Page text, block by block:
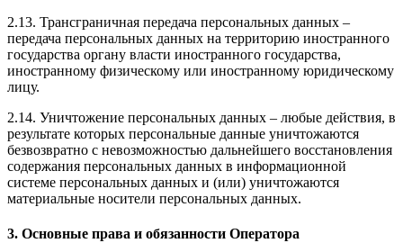
2.13. Трансграничная передача персональных данных –
передача персональных данных на территорию иностранного
государства органу власти иностранного государства,
иностранному физическому или иностранному юридическому
лицу.
2.14. Уничтожение персональных данных – любые действия, в
результате которых персональные данные уничтожаются
безвозвратно с невозможностью дальнейшего восстановления
содержания персональных данных в информационной
системе персональных данных и (или) уничтожаются
материальные носители персональных данных.
3. Основные права и обязанности Оператора